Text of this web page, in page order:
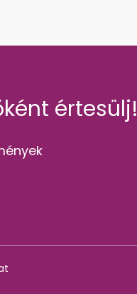
értesülj!